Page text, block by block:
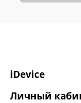
iDevice
Личный